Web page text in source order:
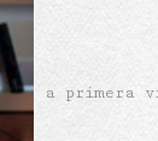
a primera